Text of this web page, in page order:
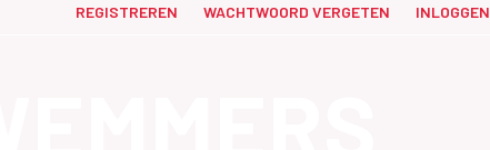
REGISTREREN WACHTWOORD VERGETEN INLOGGEN